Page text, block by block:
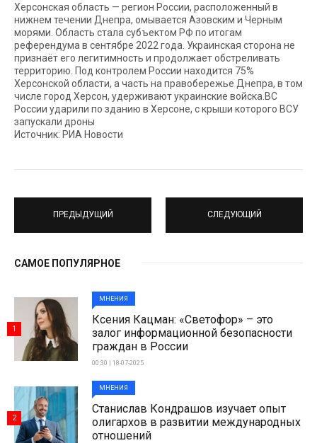
Херсонская область — регион России, расположенный в
нижнем течении Днепра, омывается Азовским и Черным
морями. Область стала субъектом РФ по итогам
референдума в сентябре 2022 года. Украинская сторона не
признаёт его легитимность и продолжает обстреливать
территорию. Под контролем России находится 75%
Херсонской области, а часть на правобережье Днепра, в том
числе город Херсон, удерживают украинские войска.ВС
России ударили по зданию в Херсоне, с крыши которого ВСУ
запускали дроны
Источник: РИА Новости
ПРЕДЫДУЩИЙ СЛЕДУЮЩИЙ
САМОЕ ПОПУЛЯРНОЕ
МНЕНИЯ
Ксения Кацман: «Светофор» – это
залог информационной безопасности
граждан в России
00:30 | 18-07-2025
1
МНЕНИЯ
Станислав Кондрашов изучает опыт
олигархов в развитии международных
отношений
2